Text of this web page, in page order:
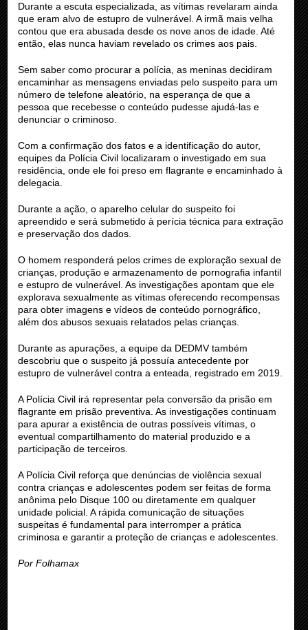
Durante a escuta especializada, as vítimas revelaram ainda
que eram alvo de estupro de vulnerável. A irmã mais velha
contou que era abusada desde os nove anos de idade. Até
então, elas nunca haviam revelado os crimes aos pais.
Sem saber como procurar a polícia, as meninas decidiram
encaminhar as mensagens enviadas pelo suspeito para um
número de telefone aleatório, na esperança de que a
pessoa que recebesse o conteúdo pudesse ajudá-las e
denunciar o criminoso.
Com a confirmação dos fatos e a identificação do autor,
equipes da Polícia Civil localizaram o investigado em sua
residência, onde ele foi preso em flagrante e encaminhado à
delegacia.
Durante a ação, o aparelho celular do suspeito foi
apreendido e será submetido à perícia técnica para extração
e preservação dos dados.
O homem responderá pelos crimes de exploração sexual de
crianças, produção e armazenamento de pornografia infantil
e estupro de vulnerável. As investigações apontam que ele
explorava sexualmente as vítimas oferecendo recompensas
para obter imagens e vídeos de conteúdo pornográfico,
além dos abusos sexuais relatados pelas crianças.
Durante as apurações, a equipe da DEDMV também
descobriu que o suspeito já possuía antecedente por
estupro de vulnerável contra a enteada, registrado em 2019.
A Polícia Civil irá representar pela conversão da prisão em
flagrante em prisão preventiva. As investigações continuam
para apurar a existência de outras possíveis vítimas, o
eventual compartilhamento do material produzido e a
participação de terceiros.
A Polícia Civil reforça que denúncias de violência sexual
contra crianças e adolescentes podem ser feitas de forma
anônima pelo Disque 100 ou diretamente em qualquer
unidade policial. A rápida comunicação de situações
suspeitas é fundamental para interromper a prática
criminosa e garantir a proteção de crianças e adolescentes.
Por Folhamax